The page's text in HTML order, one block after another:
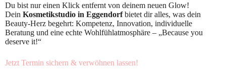
Du bist nur einen Klick entfernt von deinem neuen Glow!
Dein Kosmetikstudio in Eggendorfbietet dir alles, was dein
Beauty-Herz begehrt: Kompetenz, Innovation, individuelle
Beratung und eine echte Wohlfühlatmosphäre – „Because you
deserve it!“
Jetzt Termin sichern & verwöhnen lassen!